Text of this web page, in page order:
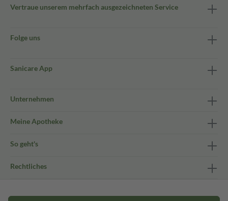
Vertraue unserem mehrfach ausgezeichneten Service
Folge uns
Sanicare App
Unternehmen
Meine Apotheke
So geht's
Rechtliches